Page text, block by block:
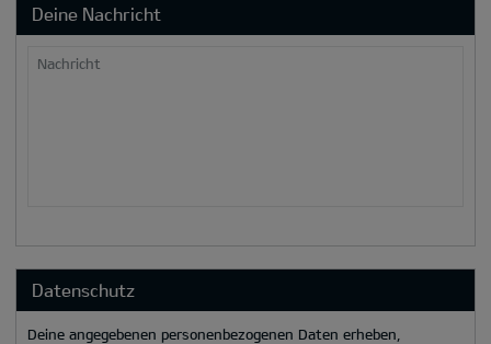
Deine Nachricht
Nachricht
Datenschutz
Deine angegebenen personenbezogenen Daten erheben,